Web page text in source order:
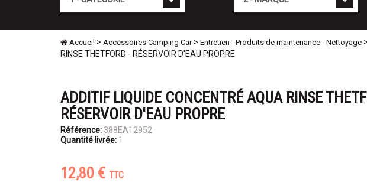
Accueil > Accessoires Camping Car> Entretien - Produits de maintenance - Nettoyage
RINSE THETFORD - RÉSERVOIR D'EAU PROPRE
ADDITIF LIQUIDE CONCENTRÉ AQUA RINSE
RÉSERVOIR D'EAU PROPRE
Référence: 388EA12952
Quantité livrée: 1
12,80 € TTC